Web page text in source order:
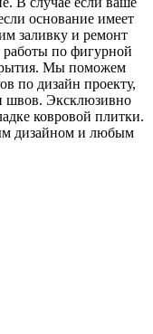
основание имеет
заливку и ремонт
по фигурной
Мы поможем
по дизайн проекту,
швов. Эксклюзивно
ковровой плитки.
дизайном и любым